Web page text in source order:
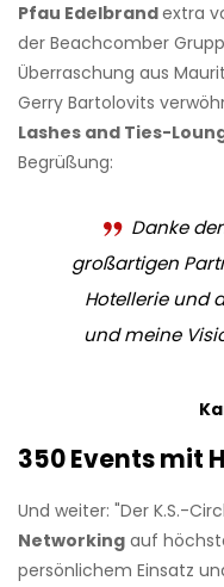
Pfau Edelbrandextra
der Beachcomber
Überraschung aus
Gerry Bartolovits
Lashes and Ties-
Begrüßung:
Danke
großartigen
Hotellerie und
und meine
350 Events mit
Und weiter: "Der K.S.-
Networking auf
persönlichem Einsatz